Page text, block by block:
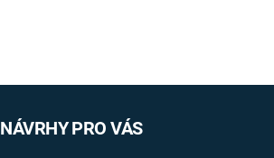
NÁVRHY PRO VÁS